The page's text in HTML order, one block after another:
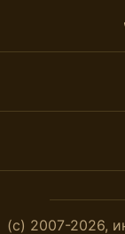
(с) 2007-2026,